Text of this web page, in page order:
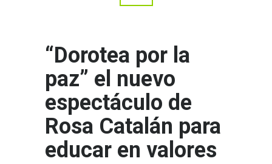
“Dorotea por la
paz” el nuevo
espectáculo de
Rosa Catalán para
educar en valores